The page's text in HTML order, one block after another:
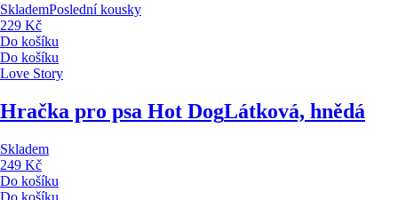
SklademPoslední kousky
229 Kč
Do košíku
Do košíku
Love Story
Hračka pro psa Hot DogLátková, hnědá
Skladem
249 Kč
Do košíku
Do košíku